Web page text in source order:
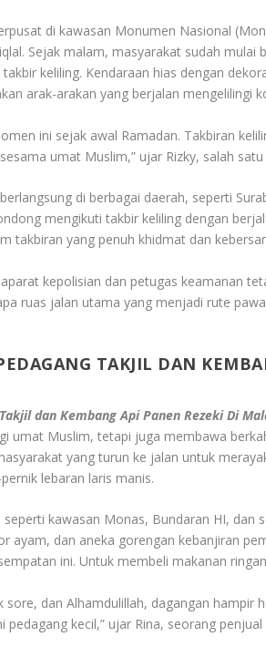
di kawasan Monumen Nasional
Sejak malam, masyarakat sudah mulai
keliling. Kendaraan hias dengan
arak-arakan yang berjalan mengelilingi
ini sejak awal Ramadan. Takbiran
umat Muslim,” ujar Rizky, salah
di berbagai daerah, seperti
mengikuti takbir keliling dengan
takbiran yang penuh khidmat dan
kepolisian dan petugas keamanan
ruas jalan utama yang menjadi rute
TAKJIL DAN
dan Kembang Api Panen Rezeki Di
umat Muslim, tetapi juga membawa
yang turun ke jalan untuk
lebaran laris manis.
kawasan Monas, Bundaran HI, dan
ayam, dan aneka gorengan kebanjiran
ini. Untuk membeli makanan
sore, dan Alhamdulillah, dagangan hampir
kecil,” ujar Rina, seorang